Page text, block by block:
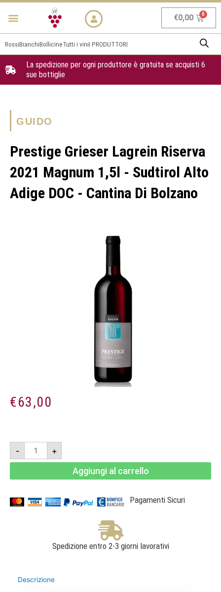
Vai
Menu €0,00
RossiBianchiBollicineTutti i viniI PRODUTTORI
La spedizione per ogni produttore è gratuita se acquisti 6
sue bottiglie
GUIDO
Prestige Grieser Lagrein Riserva
2021 Magnum 1,5l - Sudtirol Alto
Adige DOC - Cantina Di Bolzano
€63,00
-
Prestige
Grieser
Lagrein
Riserva
Sudtirol
Alto
Adige
+
Aggiungi al carrello
Pagamenti Sicuri
Spedizione entro 2-3 giorni lavorativi
Descrizione